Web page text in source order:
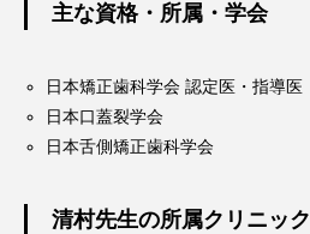
主な資格・所属・学会
日本矯正歯科学会 認定医・指導医
日本口蓋裂学会
日本舌側矯正歯科学会
清村先生の所属クリニック